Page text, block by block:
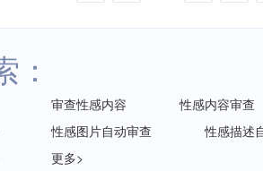
：
审查性感内容
性感内容审查
性感图片自动审查
性感描述
更多>